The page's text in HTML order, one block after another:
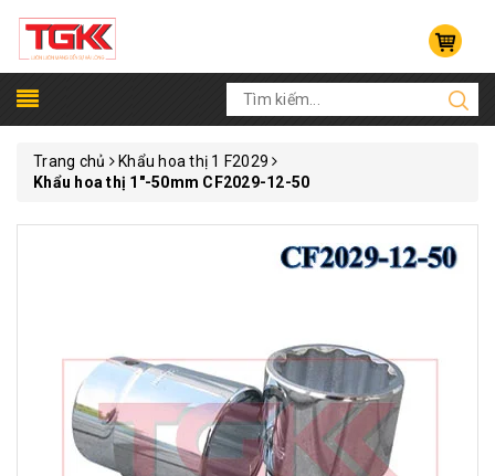
Trang chủ
Khẩu hoa thị 1 F2029
Khẩu hoa thị 1"-50mm CF2029-12-50